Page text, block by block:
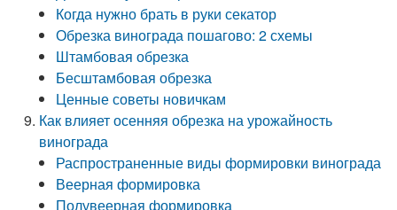
Когда нужно брать в руки секатор
Обрезка винограда пошагово: 2 схемы
Штамбовая обрезка
Бесштамбовая обрезка
Ценные советы новичкам
Как влияет осенняя обрезка на урожайность
винограда
Распространенные виды формировки винограда
Веерная формировка
Полувеерная формировка